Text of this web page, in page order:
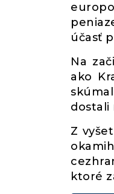
účasť
Na
ako
dostali
Z
ktoré